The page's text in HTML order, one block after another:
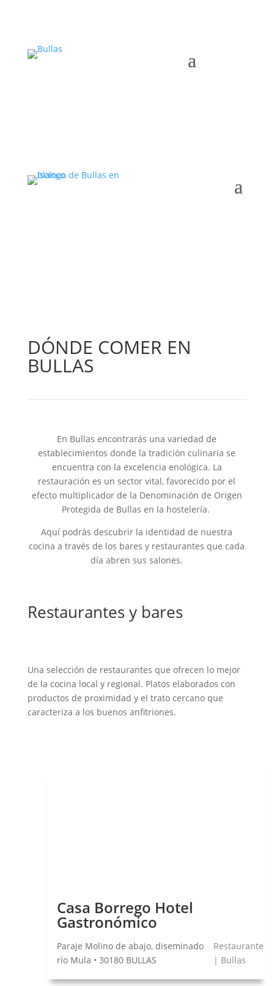
DÓNDE COMER EN
BULLAS
En Bullas encontrarás una variedad de
establecimientos donde la tradición culinaria se
encuentra con la excelencia enológica. La
restauración es un sector vital, favorecido por el
efecto multiplicador de la Denominación de Origen
Protegida de Bullas en la hostelería.
Aquí podrás descubrir la identidad de nuestra
cocina a través de los bares y restaurantes que cada
día abren sus salones.
Restaurantes y bares
Una selección de restaurantes que ofrecen lo mejor
de la cocina local y regional. Platos elaborados con
productos de proximidad y el trato cercano que
caracteriza a los buenos anfitriones.
Casa Borrego Hotel
Gastronómico
Paraje Molino de abajo, diseminado
río Mula • 30180 BULLAS
Restaurante
| Bullas